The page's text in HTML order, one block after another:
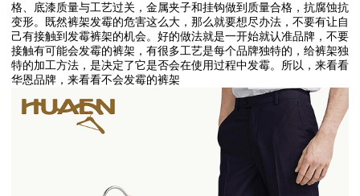
格、底漆质量与工艺过关，金属夹子和挂钩做到质量合格，抗腐蚀抗
变形。既然裤架发霉的危害这么大，那么就要想尽办法，不要有让自
己有接触到发霉裤架的机会。好的做法就是一开始就认准品牌，不要
接触有可能会发霉的裤架，有很多工艺是每个品牌独特的，给裤架独
特的加工方法，是决定了它是否会在使用过程中发霉。所以，来看看
华恩品牌，来看看不会发霉的裤架